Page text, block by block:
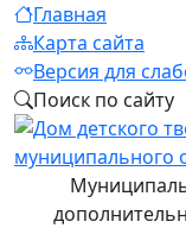
Главная
Карта сайта
Версия для
Поиск по сайту